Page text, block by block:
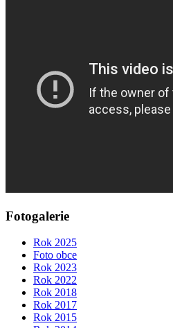
Fotogalerie
Rok 2025
Foto obce
Rok 2023
Rok 2022
Rok 2018
Rok 2017
Rok 2015